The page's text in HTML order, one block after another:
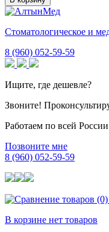
Стоматологическое и
8 (960) 052-59-59
Ищите, где дешевле?
Звоните!
Работаем по всей России
Позвоните мне
8 (960) 052-59-59
В корзине нет товаров